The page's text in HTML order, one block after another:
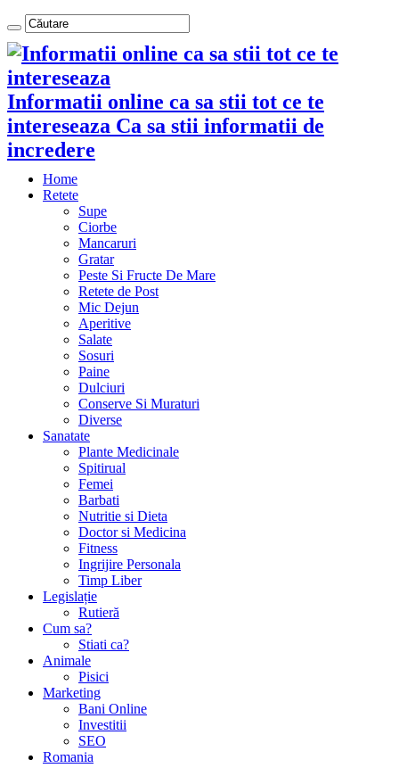
Informatii online ca sa stii tot ce te
intereseaza Ca sa stii informatii de
incredere
Home
Retete
Supe
Ciorbe
Mancaruri
Gratar
Peste Si Fructe De Mare
Retete de Post
Mic Dejun
Aperitive
Salate
Sosuri
Paine
Dulciuri
Conserve Si Muraturi
Diverse
Sanatate
Plante Medicinale
Spitirual
Femei
Barbati
Nutritie si Dieta
Doctor si Medicina
Fitness
Ingrijire Personala
Timp Liber
Legislație
Rutieră
Cum sa?
Stiati ca?
Animale
Pisici
Marketing
Bani Online
Investitii
SEO
Romania